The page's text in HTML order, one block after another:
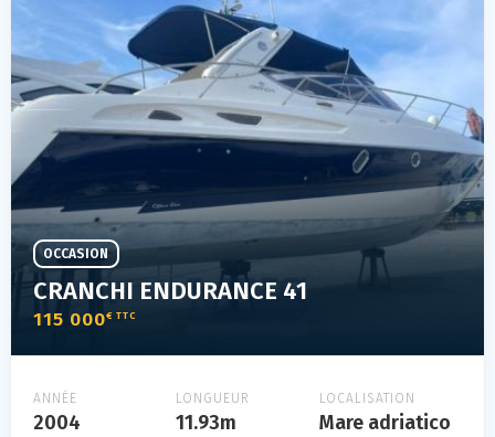
CRANCHI ENDURANCE 41
115 000€ TTC
OCCASION
ANNÉE
2004
LONGUEUR
11.93m
LOCALISATION
Mare adriatico